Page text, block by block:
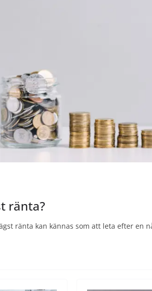
ränta?
ränta kan kännas som att leta efter en